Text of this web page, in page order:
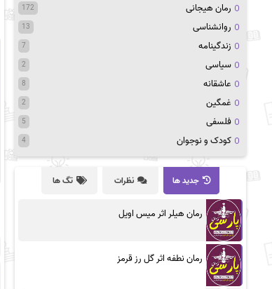
رمان هیجانی 172
روانشناسی 13
زندگینامه 7
سیاسی 2
عاشقانه 8
غمگین 2
فلسفی 5
کودک و نوجوان 4
جدید ها نظرات تگ ها
رمان هیلر اثر میس اویل
رمان نطفه اثر گل رز قرمز